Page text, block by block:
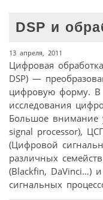
DSP и
13 апреля, 2011
Цифровая
DSP) —
цифровую форму.
исследования
Большое внимание
signal processor),
(Цифровой
различных
(Blackfin, DaVinci…)
сигнальных